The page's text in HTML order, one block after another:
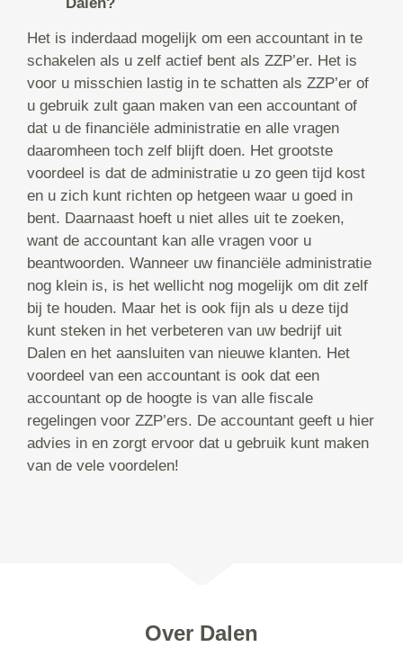
Het is inderdaad mogelijk om een accountant in te
schakelen als u zelf actief bent als ZZP’er. Het is
voor u misschien lastig in te schatten als ZZP’er of
u gebruik zult gaan maken van een accountant of
dat u de financiële administratie en alle vragen
daaromheen toch zelf blijft doen. Het grootste
voordeel is dat de administratie u zo geen tijd kost
en u zich kunt richten op hetgeen waar u goed in
bent. Daarnaast hoeft u niet alles uit te zoeken,
want de accountant kan alle vragen voor u
beantwoorden. Wanneer uw financiële administratie
nog klein is, is het wellicht nog mogelijk om dit zelf
bij te houden. Maar het is ook fijn als u deze tijd
kunt steken in het verbeteren van uw bedrijf uit
Dalen en het aansluiten van nieuwe klanten. Het
voordeel van een accountant is ook dat een
accountant op de hoogte is van alle fiscale
regelingen voor ZZP’ers. De accountant geeft u hier
advies in en zorgt ervoor dat u gebruik kunt maken
van de vele voordelen!
Over Dalen